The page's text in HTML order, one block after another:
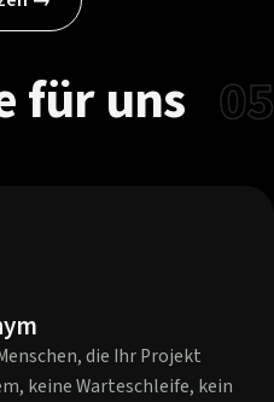
füruns 05
die Ihr Projekt
keine Warteschleife, kein